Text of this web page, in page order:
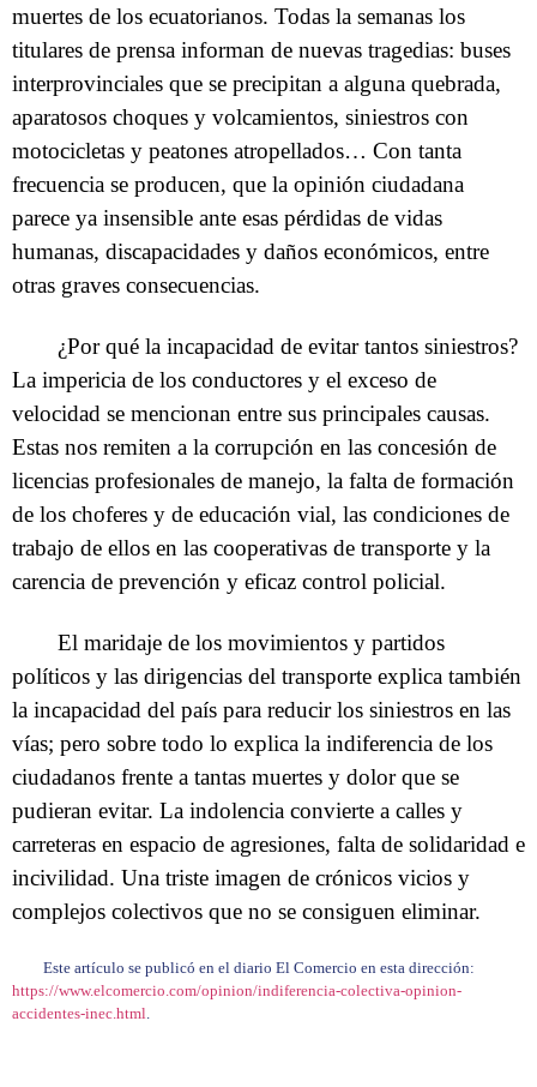
muertes de los ecuatorianos. Todas la semanas los
titulares de prensa informan de nuevas tragedias: buses
interprovinciales que se precipitan a alguna quebrada,
aparatosos choques y volcamientos, siniestros con
motocicletas y peatones atropellados… Con tanta
frecuencia se producen, que la opinión ciudadana
parece ya insensible ante esas pérdidas de vidas
humanas, discapacidades y daños económicos, entre
otras graves consecuencias.
¿Por qué la incapacidad de evitar tantos siniestros?
La impericia de los conductores y el exceso de
velocidad se mencionan entre sus principales causas.
Estas nos remiten a la corrupción en las concesión de
licencias profesionales de manejo, la falta de formación
de los choferes y de educación vial, las condiciones de
trabajo de ellos en las cooperativas de transporte y la
carencia de prevención y eficaz control policial.
El maridaje de los movimientos y partidos
políticos y las dirigencias del transporte explica también
la incapacidad del país para reducir los siniestros en las
vías; pero sobre todo lo explica la indiferencia de los
ciudadanos frente a tantas muertes y dolor que se
pudieran evitar. La indolencia convierte a calles y
carreteras en espacio de agresiones, falta de solidaridad e
incivilidad. Una triste imagen de crónicos vicios y
complejos colectivos que no se consiguen eliminar.
Este artículo se publicó en el diario El Comercio en esta dirección:
https://www.elcomercio.com/opinion/indiferencia-colectiva-opinion-
accidentes-inec.html.